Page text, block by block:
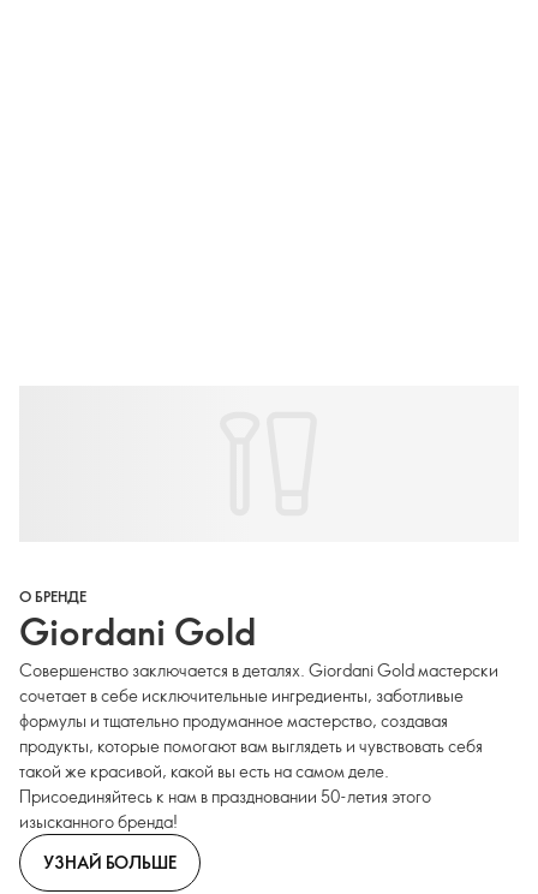
О БРЕНДЕ
Giordani Gold
Совершенство заключается в деталях. Giordani Gold мастерски
сочетает в себе исключительные ингредиенты, заботливые
формулы и тщательно продуманное мастерство, создавая
продукты, которые помогают вам выглядеть и чувствовать себя
такой же красивой, какой вы есть на самом деле.
Присоединяйтесь к нам в праздновании 50-летия этого
изысканного бренда!
УЗНАЙ БОЛЬШЕ